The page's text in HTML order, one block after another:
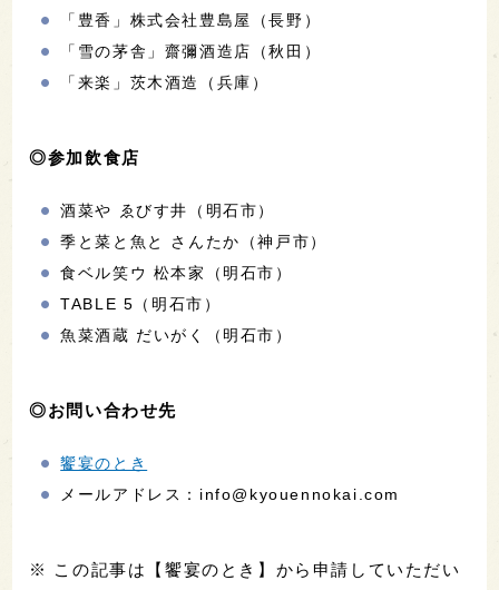
「豊香」株式会社豊島屋（長野）
「雪の茅舎」齋彌酒造店（秋田）
「来楽」茨木酒造（兵庫）
◎参加飲食店
酒菜や ゑびす井（明石市）
季と菜と魚と さんたか（神戸市）
食ベル笑ウ 松本家（明石市）
TABLE 5（明石市）
魚菜酒蔵 だいがく（明石市）
◎お問い合わせ先
饗宴のとき
メールアドレス：info@kyouennokai.com
※ この記事は【饗宴のとき】から申請していただい